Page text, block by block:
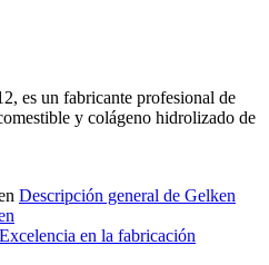
es un fabricante profesional de
y colágeno hidrolizado de
Descripción general de Gelken
Excelencia en la fabricación